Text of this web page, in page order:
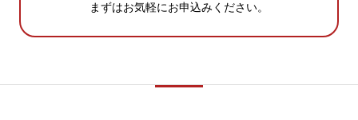
まずはお気軽にお申込みください。